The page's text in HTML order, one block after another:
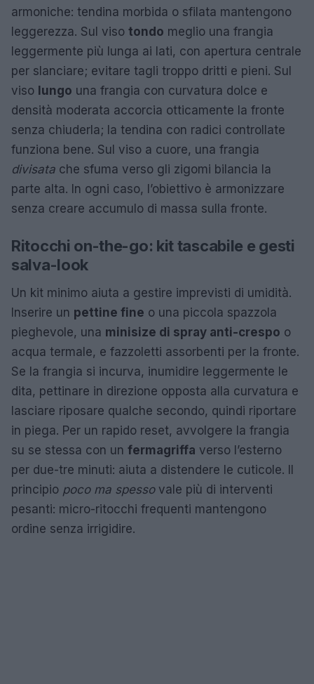
armoniche: tendina morbida o sfilata mantengono
leggerezza. Sul viso tondo meglio una frangia
leggermente più lunga ai lati, con apertura centrale
per slanciare; evitare tagli troppo dritti e pieni. Sul
viso lungo una frangia con curvatura dolce e
densità moderata accorcia otticamente la fronte
senza chiuderla; la tendina con radici controllate
funziona bene. Sul viso a cuore, una frangia
divisata che sfuma verso gli zigomi bilancia la
parte alta. In ogni caso, l’obiettivo è armonizzare
senza creare accumulo di massa sulla fronte.
Ritocchi on-the-go: kit tascabile e gesti
salva-look
Un kit minimo aiuta a gestire imprevisti di umidità.
Inserire un pettine fine o una piccola spazzola
pieghevole, una minisize di spray anti-crespo o
acqua termale, e fazzoletti assorbenti per la fronte.
Se la frangia si incurva, inumidire leggermente le
dita, pettinare in direzione opposta alla curvatura e
lasciare riposare qualche secondo, quindi riportare
in piega. Per un rapido reset, avvolgere la frangia
su se stessa con un fermagriffa verso l’esterno
per due-tre minuti: aiuta a distendere le cuticole. Il
principio poco ma spessovale più di interventi
pesanti: micro-ritocchi frequenti mantengono
ordine senza irrigidire.